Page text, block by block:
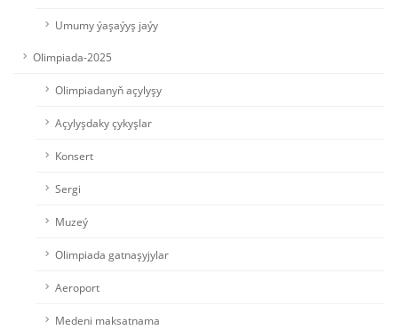
Umumy ýaşaýyş jaýy
Olimpiada-2025
Olimpiadanyň açylyşy
Açylyşdaky çykyşlar
Konsert
Sergi
Muzeý
Olimpiada gatnaşyjylar
Aeroport
Medeni maksatnama